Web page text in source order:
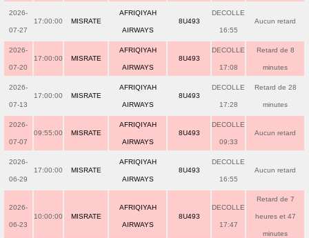
2026-
07-27
17:00:00 MISRATE
AFRIQIYAH
AIRWAYS
8U493
DECOLLE
16:55
Aucun retard
2026-
07-20
17:00:00 MISRATE
AFRIQIYAH
AIRWAYS
8U493
DECOLLE
17:08
Retard de 8
minutes
2026-
07-13
17:00:00 MISRATE
AFRIQIYAH
AIRWAYS
8U493
DECOLLE
17:28
Retard de 28
minutes
2026-
07-07
09:55:00 MISRATE
AFRIQIYAH
AIRWAYS
8U493
DECOLLE
09:33
Aucun retard
2026-
06-29
17:00:00 MISRATE
AFRIQIYAH
AIRWAYS
8U493
DECOLLE
16:55
Aucun retard
2026-
06-23
10:00:00 MISRATE
AFRIQIYAH
AIRWAYS
8U493
DECOLLE
17:47
Retard de 7
heures et 47
minutes